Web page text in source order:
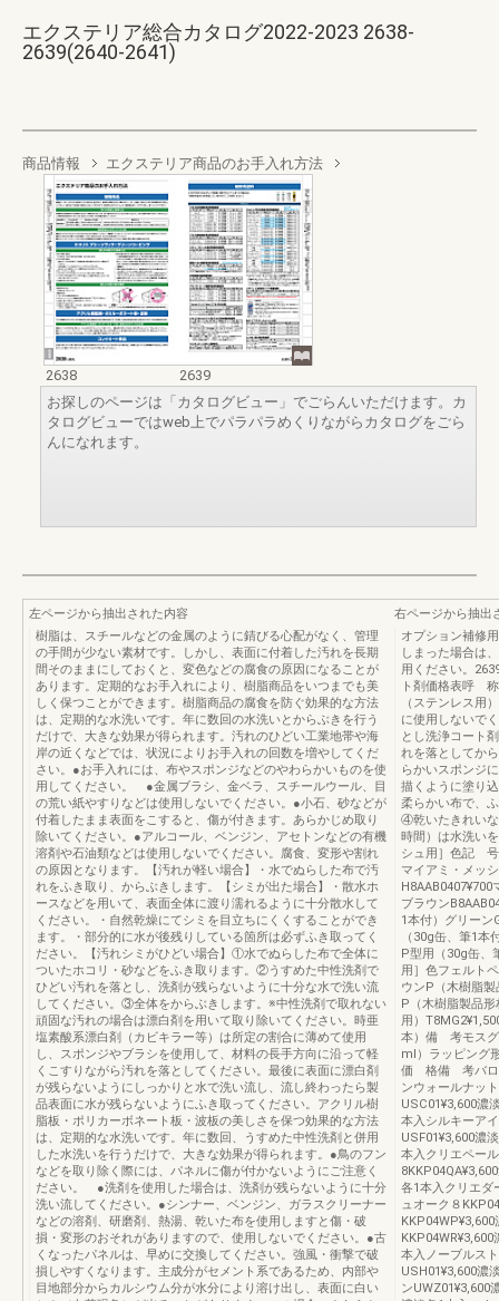
エクステリア総合カタログ2022-2023 2638-
2639(2640-2641)
商品情報 エクステリア商品のお手入れ方法
2638
2639
お探しのページは「カタログビュー」でごらんいただけます。カ
タログビューではweb上でパラパラめくりながらカタログをごら
んになれます。
左ページから抽出された内容
樹脂は、スチールなどの金属のように錆びる心配がなく、管理
の手間が少ない素材です。しかし、表面に付着した汚れを長期
間そのままにしておくと、変色などの腐食の原因になることが
あります。定期的なお手入れにより、樹脂商品をいつまでも美
しく保つことができます。樹脂商品の腐食を防ぐ効果的な方法
は、定期的な水洗いです。年に数回の水洗いとからぶきを行う
だけで、大きな効果が得られます。汚れのひどい工業地帯や海
岸の近くなどでは、状況によりお手入れの回数を増やしてくだ
さい。●お手入れには、布やスポンジなどのやわらかいものを使
用してください。 ●金属ブラシ、金ベラ、スチールウール、目
の荒い紙やすりなどは使用しないでください。●小石、砂などが
付着したまま表面をこすると、傷が付きます。あらかじめ取り
除いてください。●アルコール、ベンジン、アセトンなどの有機
溶剤や石油類などは使用しないでください。腐食、変形や割れ
の原因となります。【汚れが軽い場合】・水でぬらした布で汚
れをふき取り、からぶきします。【シミが出た場合】・散水ホ
ースなどを用いて、表面全体に渡り濡れるように十分散水して
ください。・自然乾燥にてシミを目立ちにくくすることができ
ます。・部分的に水が後残りしている箇所は必ずふき取ってく
ださい。【汚れシミがひどい場合】①水でぬらした布で全体に
ついたホコリ・砂などをふき取ります。②うすめた中性洗剤で
ひどい汚れを落とし、洗剤が残らないように十分な水で洗い流
してください。③全体をからぶきします。※中性洗剤で取れない
頑固な汚れの場合は漂白剤を用いて取り除いてください。時亜
塩素酸系漂白剤（カビキラー等）は所定の割合に薄めて使用
し、スポンジやブラシを使用して、材料の長手方向に沿って軽
くこすりながら汚れを落としてください。最後に表面に漂白剤
が残らないようにしっかりと水で洗い流し、流し終わったら製
品表面に水が残らないようにふき取ってください。アクリル樹
脂板・ポリカーボネート板・波板の美しさを保つ効果的な方法
は、定期的な水洗いです。年に数回、うすめた中性洗剤と併用
した水洗いを行うだけで、大きな効果が得られます。●鳥のフン
などを取り除く際には、パネルに傷が付かないようにご注意く
ださい。 ●洗剤を使用した場合は、洗剤が残らないように十分
洗い流してください。●シンナー、ベンジン、ガラスクリーナー
などの溶剤、研磨剤、熱湯、乾いた布を使用しますと傷・破
損・変形のおそれがありますので、使用しないでください。●古
くなったパネルは、早めに交換してください。強風・衝撃で破
損しやすくなります。主成分がセメント系であるため、内部や
目地部分からカルシウム分が水分により溶け出し、表面に白い
右ページから抽出
オプション補修
しまった場合は
用ください。
ト剤価格表呼
（ステンレス用
に使用しないで
とし洗浄コート
れを落としてか
らかいスポンジ
描くように塗り
柔らかい布で、
④乾いたきれい
時間）は水洗い
シュ用］色記
マイアミ・メッ
ブラウン
1本付）グリーン
（30g缶、筆1本
P型用（30g缶、
用］色フェルト
ウンP（木樹脂
P（木樹脂製品
用）
本）備 考モスグ
ml）ラッピング
価 格備 考バロ
ンウォールナッ
USC01¥3,600濃
本入シルキーア
USF01¥3,600濃
本入クリエペー
各1本入クリエダ
ュオーク８
本入ノーブルス
USH01¥3,600濃
ンUWZ01¥3,600